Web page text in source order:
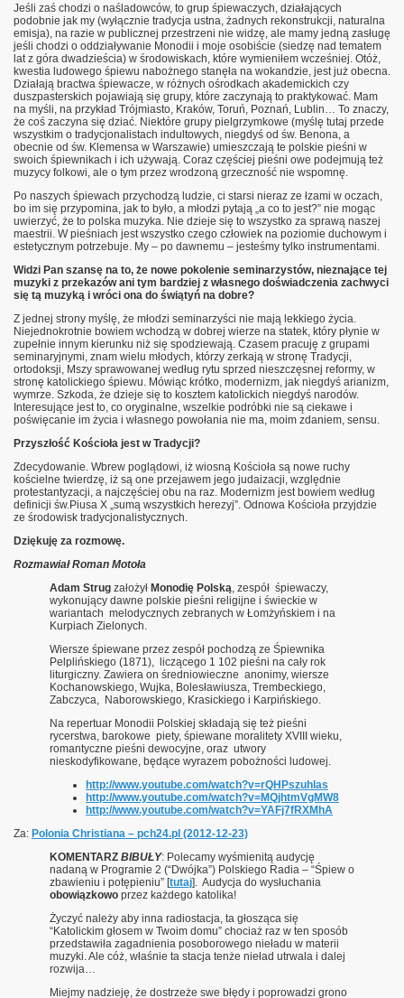
Jeśli zaś chodzi o naśladowców, to grup śpiewaczych, działających
podobnie jak my (wyłącznie tradycja ustna, żadnych rekonstrukcji, naturalna
emisja), na razie w publicznej przestrzeni nie widzę, ale mamy jedną zasługę
jeśli chodzi o oddziaływanie Monodii i moje osobiście (siedzę nad tematem
lat z góra dwadzieścia) w środowiskach, które wymieniłem wcześniej. Otóż,
kwestia ludowego śpiewu nabożnego stanęła na wokandzie, jest już obecna.
Działają bractwa śpiewacze, w różnych ośrodkach akademickich czy
duszpasterskich pojawiają się grupy, które zaczynają to praktykować. Mam
na myśli, na przykład Trójmiasto, Kraków, Toruń, Poznań, Lublin… To znaczy,
że coś zaczyna się dziać. Niektóre grupy pielgrzymkowe (myślę tutaj przede
wszystkim o tradycjonalistach indultowych, niegdyś od św. Benona, a
obecnie od św. Klemensa w Warszawie) umieszczają te polskie pieśni w
swoich śpiewnikach i ich używają. Coraz częściej pieśni owe podejmują też
muzycy folkowi, ale o tym przez wrodzoną grzeczność nie wspomnę.
Po naszych śpiewach przychodzą ludzie, ci starsi nieraz ze łzami w oczach,
bo im się przypomina, jak to było, a młodzi pytają „a co to jest?” nie mogąc
uwierzyć, że to polska muzyka. Nie dzieje się to wszystko za sprawą naszej
maestrii. W pieśniach jest wszystko czego człowiek na poziomie duchowym i
estetycznym potrzebuje. My – po dawnemu – jesteśmy tylko instrumentami.
Widzi Pan szansę na to, że nowe pokolenie seminarzystów, nieznające tej
muzyki z przekazów ani tym bardziej z własnego doświadczenia zachwyci
się tą muzyką i wróci ona do świątyń na dobre?
Z jednej strony myślę, że młodzi seminarzyści nie mają lekkiego życia.
Niejednokrotnie bowiem wchodzą w dobrej wierze na statek, który płynie w
zupełnie innym kierunku niż się spodziewają. Czasem pracuję z grupami
seminaryjnymi, znam wielu młodych, którzy zerkają w stronę Tradycji,
ortodoksji, Mszy sprawowanej według rytu sprzed nieszczęsnej reformy, w
stronę katolickiego śpiewu. Mówiąc krótko, modernizm, jak niegdyś arianizm,
wymrze. Szkoda, że dzieje się to kosztem katolickich niegdyś narodów.
Interesujące jest to, co oryginalne, wszelkie podróbki nie są ciekawe i
poświęcanie im życia i własnego powołania nie ma, moim zdaniem, sensu.
Przyszłość Kościoła jest w Tradycji?
Zdecydowanie. Wbrew poglądowi, iż wiosną Kościoła są nowe ruchy
kościelne twierdzę, iż są one przejawem jego judaizacji, względnie
protestantyzacji, a najczęściej obu na raz. Modernizm jest bowiem według
definicji św.Piusa X „sumą wszystkich herezyj”. Odnowa Kościoła przyjdzie
ze środowisk tradycjonalistycznych.
Dziękuję za rozmowę.
Rozmawiał Roman Motoła
Adam Strug założył Monodię Polską , zespół śpiewaczy,
wykonujący dawne polskie pieśni religijne i świeckie w
wariantach melodycznych zebranych w Łomżyńskiem i na
Kurpiach Zielonych.
Wiersze śpiewane przez zespół pochodzą ze Śpiewnika
Pelplińskiego (1871), liczącego 1 102 pieśni na cały rok
liturgiczny. Zawiera on średniowieczne anonimy, wiersze
Kochanowskiego, Wujka, Bolesławiusza, Trembeckiego,
Zabczyca, Naborowskiego, Krasickiego i Karpińskiego.
Na repertuar Monodii Polskiej składają się też pieśni
rycerstwa, barokowe piety, śpiewane moralitety XVIII wieku,
romantyczne pieśni dewocyjne, oraz utwory
nieskodyfikowane, będące wyrazem pobożności ludowej.
http://www.youtube.com/watch?v=rQHPszuhlas
http://www.youtube.com/watch?v=MQjhtmVgMW8
http://www.youtube.com/watch?v=YAFj7fRXMhA
Za: Polonia Christiana – pch24.pl (2012-12-23)
KOMENTARZ BIBUŁY: Polecamy wyśmienitą audycję
nadaną w Programie 2 (“Dwójka”) Polskiego Radia – “Śpiew o
zbawieniu i potępieniu” [tutaj]. Audycja do wysłuchania
obowiązkowo przez każdego katolika!
Życzyć należy aby inna radiostacja, ta głosząca się
“Katolickim głosem w Twoim domu” chociaż raz w ten sposób
przedstawiła zagadnienia posoborowego nieładu w materii
muzyki. Ale cóż, właśnie ta stacja tenże nieład utrwala i dalej
rozwija…
Miejmy nadzieję, że dostrzeże swe błędy i poprowadzi grono